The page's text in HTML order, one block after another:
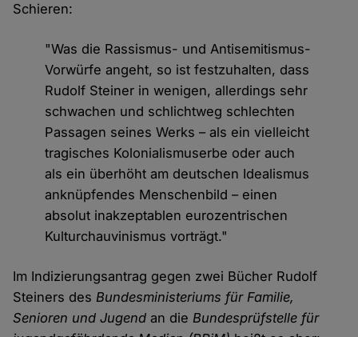
Schieren:
"Was die Rassismus- und Antisemitismus-
Vorwürfe angeht, so ist festzuhalten, dass
Rudolf Steiner in wenigen, allerdings sehr
schwachen und schlichtweg schlechten
Passagen seines Werks – als ein vielleicht
tragisches Kolonialismuserbe oder auch
als ein überhöht am deutschen Idealismus
anknüpfendes Menschenbild – einen
absolut inakzeptablen eurozentrischen
Kulturchauvinismus vorträgt."
Im Indizierungsantrag gegen zwei Bücher Rudolf
Steiners desBundesministeriums für Familie,
Senioren und Jugend an dieBundesprüfstelle für